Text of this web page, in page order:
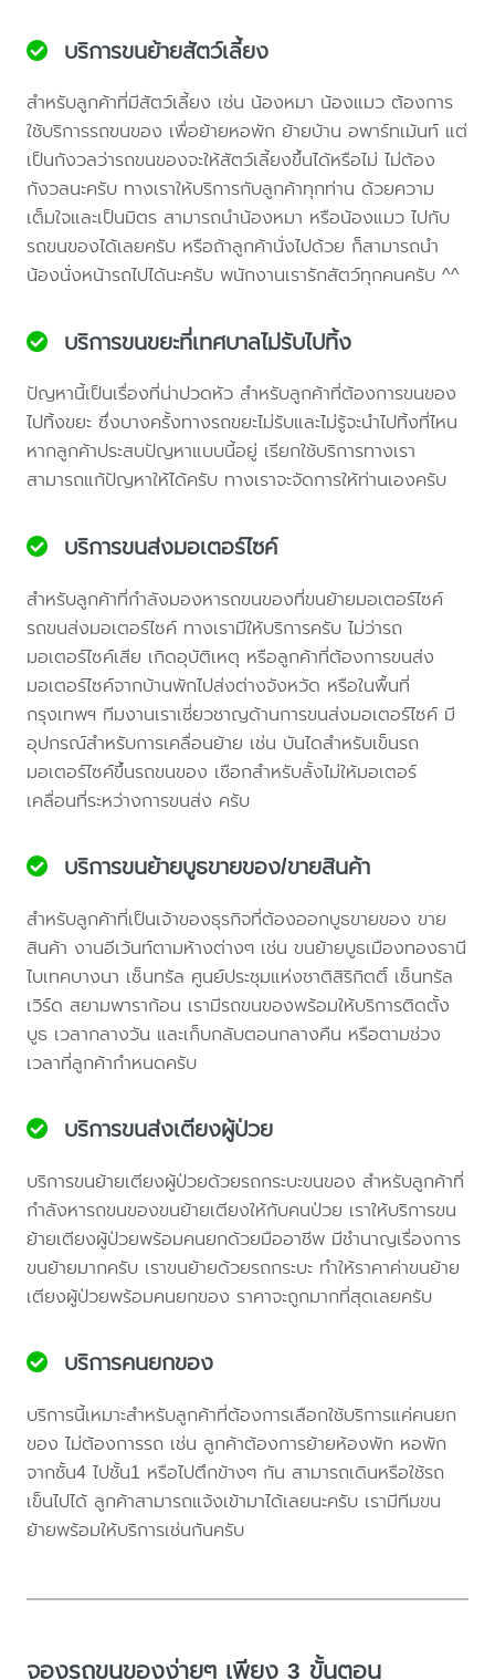
บริการขนย้ายสัตว์เลี้ยง
สำหรับลูกค้าที่มีสัตว์เลี้ยง เช่น น้องหมา น้องแมว ต้องการ
ใช้บริการรถขนของ เพื่อย้ายหอพัก ย้ายบ้าน อพาร์ทเม้นท์ แต่
เป็นกังวลว่ารถขนของจะให้สัตว์เลี้ยงขึ้นได้หรือไม่ ไม่ต้อง
กังวลนะครับ ทางเราให้บริการกับลูกค้าทุกท่าน ด้วยความ
เต็มใจและเป็นมิตร สามารถนำน้องหมา หรือน้องแมว ไปกับ
รถขนของได้เลยครับ หรือถ้าลูกค้านั่งไปด้วย ก็สามารถนำ
น้องนั่งหน้ารถไปได้นะครับ พนักงานเรารักสัตว์ทุกคนครับ ^^
บริการขนขยะที่เทศบาลไม่รับไปทิ้ง
ปัญหานี้เป็นเรื่องที่น่าปวดหัว สำหรับลูกค้าที่ต้องการขนของ
ไปทิ้งขยะ ซึ่งบางครั้งทางรถขยะไม่รับและไม่รู้จะนำไปทิ้งที่ไหน
หากลูกค้าประสบปัญหาแบบนี้อยู่ เรียกใช้บริการทางเรา
สามารถแก้ปัญหาให้ได้ครับ ทางเราจะจัดการให้ท่านเองครับ
บริการขนส่งมอเตอร์ไซค์
สำหรับลูกค้าที่กำลังมองหารถขนของที่ขนย้ายมอเตอร์ไซค์
รถขนส่งมอเตอร์ไซค์ ทางเรามีให้บริการครับ ไม่ว่ารถ
มอเตอร์ไซค์เสีย เกิดอุบัติเหตุ หรือลูกค้าที่ต้องการขนส่ง
มอเตอร์ไซค์จากบ้านพักไปส่งต่างจังหวัด หรือในพื้นที่
กรุงเทพฯ ทีมงานเราเชี่ยวชาญด้านการขนส่งมอเตอร์ไซค์ มี
อุปกรณ์สำหรับการเคลื่อนย้าย เช่น บันไดสำหรับเข็นรถ
มอเตอร์ไซค์ขึ้นรถขนของ เชือกสำหรับลั้งไม่ให้มอเตอร์
เคลื่อนที่ระหว่างการขนส่ง ครับ
บริการขนย้ายบูธขายของ/ขายสินค้า
สำหรับลูกค้าที่เป็นเจ้าของธุรกิจที่ต้องออกบูธขายของ ขาย
สินค้า งานอีเว้นท์ตามห้างต่างๆ เช่น ขนย้ายบูธเมืองทองธานี
ไบเทคบางนา เซ็นทรัล ศูนย์ประชุมแห่งชาติสิริกิตติ์ เซ็นทรัล
เวิร์ด สยามพาราก้อน เรามีรถขนของพร้อมให้บริการติดตั้ง
บูธ เวลากลางวัน และเก็บกลับตอนกลางคืน หรือตามช่วง
เวลาที่ลูกค้ากำหนดครับ
บริการขนส่งเตียงผู้ป่วย
บริการขนย้ายเตียงผู้ป่วยด้วยรถกระบะขนของ สำหรับลูกค้าที่
กำลังหารถขนของขนย้ายเตียงให้กับคนป่วย เราให้บริการขน
ย้ายเตียงผู้ป่วยพร้อมคนยกด้วยมืออาชีพ มีชำนาญเรื่องการ
ขนย้ายมากครับ เราขนย้ายด้วยรถกระบะ ทำให้ราคาค่าขนย้าย
เตียงผู้ป่วยพร้อมคนยกของ ราคาจะถูกมากที่สุดเลยครับ
บริการคนยกของ
บริการนี้เหมาะสำหรับลูกค้าที่ต้องการเลือกใช้บริการแค่คนยก
ของ ไม่ต้องการรถ เช่น ลูกค้าต้องการย้ายห้องพัก หอพัก
จากชั้น4 ไปชั้น1 หรือไปตึกข้างๆ กัน สามารถเดินหรือใช้รถ
เข็นไปได้ ลูกค้าสามารถแจ้งเข้ามาได้เลยนะครับ เรามีทีมขน
ย้ายพร้อมให้บริการเช่นกันครับ
จองรถขนของง่ายๆ เพียง 3 ขั้นตอน